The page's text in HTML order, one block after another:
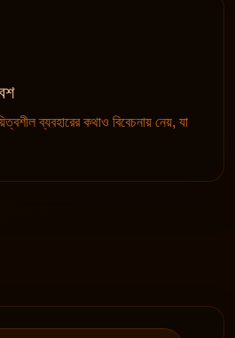
ব্যবহারের কথাও বিবেচনায় নেয়, যা